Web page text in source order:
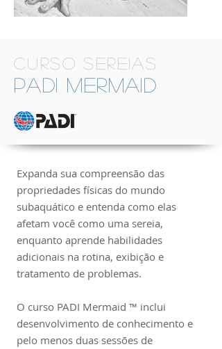
CURSO SEREIAS
PADI Mermaid
Expanda sua compreensão das
propriedades físicas do mundo
subaquático e entenda como elas
afetam você como uma sereia,
enquanto aprende habilidades
adicionais na rotina, exibição e
tratamento de problemas.
O curso PADI Mermaid ™ inclui
desenvolvimento de conhecimento e
pelo menos duas sessões de